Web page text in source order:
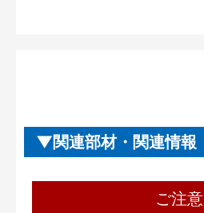
関連部材・関連情報
ご注意